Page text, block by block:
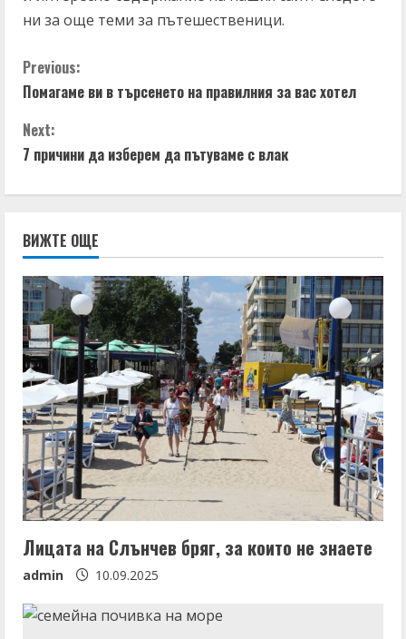
ни за още теми за пътешественици.
Previous:
Помагаме ви в търсенето на правилния за вас хотел
Next:
7 причини да изберем да пътуваме с влак
ВИЖТЕ ОЩЕ
Лицата на Слънчев бряг, за които не знаете
admin 10.09.2025